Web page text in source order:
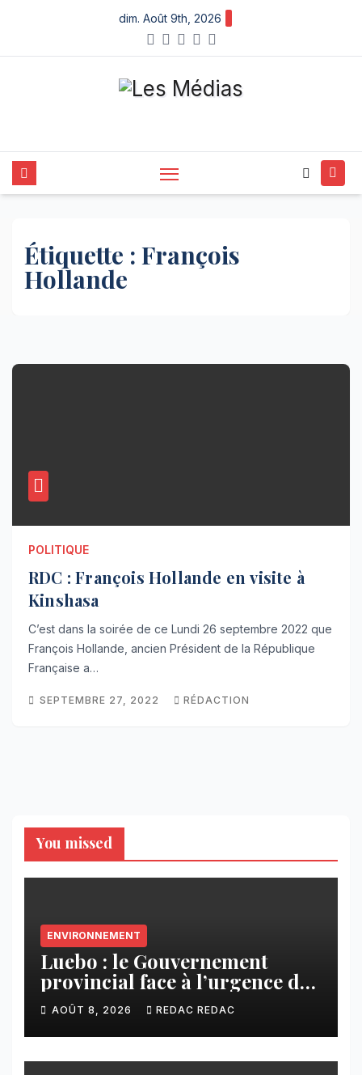
content
dim. Août 9th, 2026
Étiquette : François
Hollande
POLITIQUE
RDC : François Hollande en visite à
Kinshasa
C’est dans la soirée de ce Lundi 26 septembre 2022 que
François Hollande, ancien Président de la République
Française a…
SEPTEMBRE 27, 2022 RÉDACTION
You missed
ENVIRONNEMENT
Luebo : le Gouvernement
provincial face à l’urgence des
érosions qui menacent la cité
AOÛT 8, 2026 REDAC REDAC